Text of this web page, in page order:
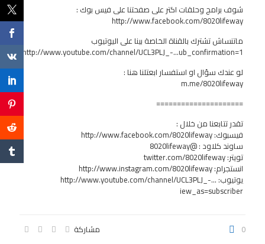
شوف برامج وحلقات اكتر على صفحتنا على فيس بوك :
http://www.facebook.com/8020lifeway
ماتنساش تشترك بالقناة الخاصة بينا على اليوتيوب
http://www.youtube.com/channel/UCL3PLJ_-…ub_confirmation=1
لو عندك سؤال او استفسار ابعتلنا هنا :
m.me/8020lifeway
=====================
تقدر تتابعنا من خلال :
فيسبوك:http://www.facebook.com/8020lifeway
ساوند كلاود : @8020lifeway
تويتر: twitter.com/8020lifeway
انستجرام:http://www.instagram.com/8020lifeway
يوتيوب: http://www.youtube.com/channel/UCL3PLJ_-…
iew_as=subscriber
مشاركة 0